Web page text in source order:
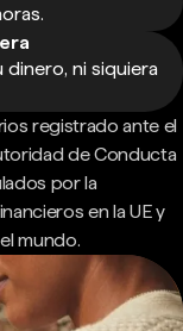
ni siquiera
registrado ante el
de Conducta
por la
en la UE y
mundo.